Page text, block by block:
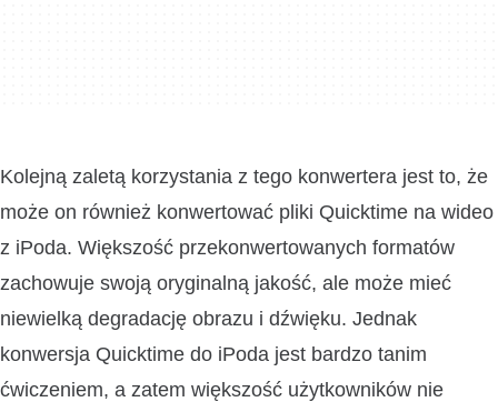
Kolejną zaletą korzystania z tego konwertera jest to, że
może on również konwertować pliki Quicktime na wideo
z iPoda. Większość przekonwertowanych formatów
zachowuje swoją oryginalną jakość, ale może mieć
niewielką degradację obrazu i dźwięku. Jednak
konwersja Quicktime do iPoda jest bardzo tanim
ćwiczeniem, a zatem większość użytkowników nie